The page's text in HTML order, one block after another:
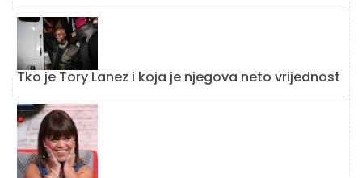
Tko je Tory Lanez i koja je njegova neto vrijednost